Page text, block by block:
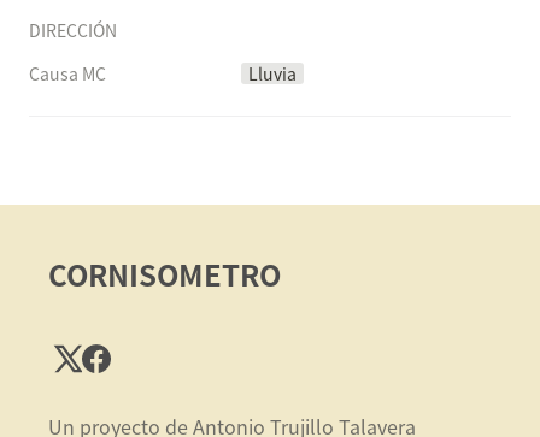
DIRECCIÓN
Causa MC
Lluvia
CORNISOMETRO
Un proyecto de Antonio Trujillo Talavera